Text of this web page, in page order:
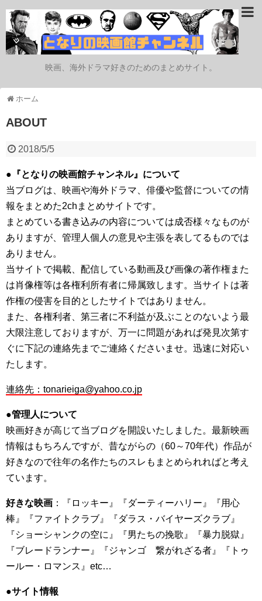
映画、海外ドラマ好きのためのまとめサイト。
ホーム
ABOUT
2018/5/5
●『となりの映画館チャンネル』について
当ブログは、映画や海外ドラマ、俳優や監督についての情
報をまとめた2chまとめサイトです。
まとめている書き込みの内容については成否様々なものが
ありますが、管理人個人の意見や主張を表してるものでは
ありません。
当サイトで掲載、配信している動画及び画像の著作権また
は肖像権等は各権利所有者に帰属致します。当サイトは著
作権の侵害を目的としたサイトではありません。
また、各権利者、第三者に不利益が及ぶことのないよう最
大限注意しておりますが、万一に問題があれば発見次第す
ぐに下記の連絡先までご連絡くださいませ。迅速に対応い
たします。
連絡先：tonarieiga@yahoo.co.jp
●管理人について
映画好きが高じて当ブログを開設いたしました。最新映画
情報はもちろんですが、昔ながらの（60～70年代）作品が
好きなので往年の名作たちのスレもまとめられればと考え
ています。
好きな映画 ：『ロッキー』『ダーティーハリー』『用心
棒』『ファイトクラブ』『ダラス・バイヤーズクラブ』
『ショーシャンクの空に』『男たちの挽歌』『暴力脱獄』
『ブレードランナー』『ジャンゴ 繋がれざる者』『トゥ
ールー・ロマンス』etc…
●サイト情報